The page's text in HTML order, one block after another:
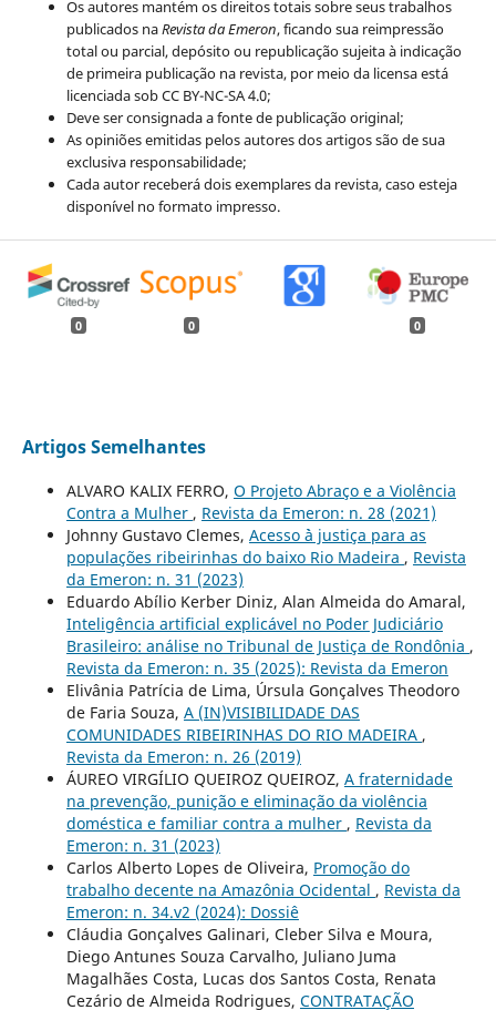
Os autores mantém os direitos totais sobre seus trabalhos
publicados naRevista da Emeron, ficando sua reimpressão
total ou parcial, depósito ou republicação sujeita à indicação
de primeira publicação na revista, por meio da licensa está
licenciada sob CC BY-NC-SA 4.0;
Deve ser consignada a fonte de publicação original;
As opiniões emitidas pelos autores dos artigos são de sua
exclusiva responsabilidade;
Cada autor receberá dois exemplares da revista, caso esteja
disponível no formato impresso.
0 0 0
Artigos Semelhantes
ALVARO KALIX FERRO, O Projeto Abraço e a Violência
Contra a Mulher , Revista da Emeron: n. 28 (2021)
Johnny Gustavo Clemes, Acesso `à justiça para as
populações ribeirinhas do baixo Rio Madeira , Revista
da Emeron: n. 31 (2023)
Eduardo Abílio Kerber Diniz, Alan Almeida do Amaral,
Inteligência artificial explicável no Poder Judiciário
Brasileiro: análise no Tribunal de Justiça de Rondônia ,
Revista da Emeron: n. 35 (2025): Revista da Emeron
Elivânia Patrícia de Lima, Úrsula Gonçalves Theodoro
de Faria Souza, A (IN)VISIBILIDADE DAS
COMUNIDADES RIBEIRINHAS DO RIO MADEIRA ,
Revista da Emeron: n. 26 (2019)
ÁUREO VIRGÍLIO QUEIROZ QUEIROZ, A fraternidade
na prevenção, punição e eliminação da violência
doméstica e familiar contra a mulher , Revista da
Emeron: n. 31 (2023)
Carlos Alberto Lopes de Oliveira, Promoção do
trabalho decente na Amazônia Ocidental , Revista da
Emeron: n. 34.v2 (2024): Dossiê
Cláudia Gonçalves Galinari, Cleber Silva e Moura,
Diego Antunes Souza Carvalho, Juliano Juma
Magalhães Costa, Lucas dos Santos Costa, Renata
Cezário de Almeida Rodrigues, CONTRATAÇÃO